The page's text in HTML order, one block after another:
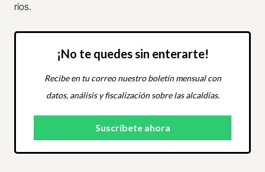
ríos.
¡No te quedes sin enterarte!
Recibe en tu correo nuestro boletín mensual con
datos, análisis y fiscalización sobre las alcaldías.